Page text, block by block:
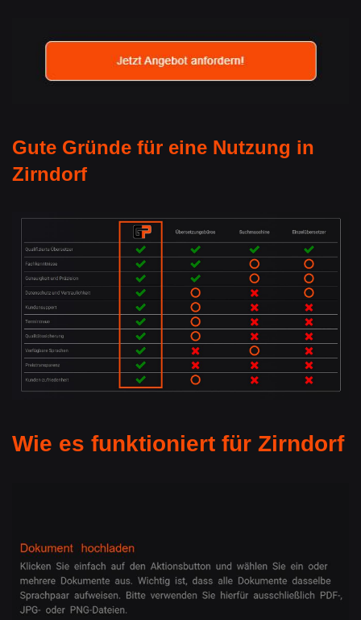
Gute Gründe für eine Nutzung in
Zirndorf
Wie es funktioniert für Zirndorf